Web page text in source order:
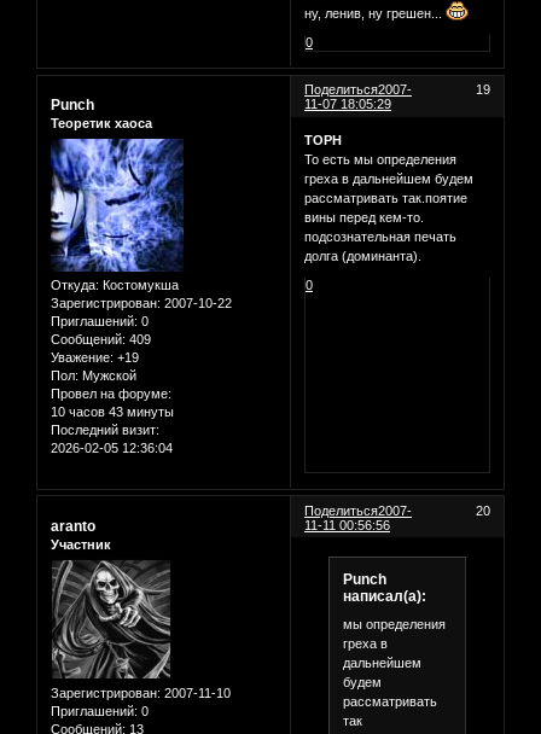
ну, ленив, ну грешен...
0
Поделиться 19
2007-
11-07 18:05:29
Punch
Теоретик хаоса
Откуда: Костомукша
Зарегистрирован: 2007-10-22
Приглашений: 0
Сообщений: 409
Уважение: +19
Пол: Мужской
Провел на форуме:
10 часов 43 минуты
Последний визит:
2026-02-05 12:36:04
ТОРН
То есть мы определения
греха в дальнейшем будем
рассматривать так.поятие
вины перед кем-то.
подсознательная печать
долга (доминанта).
0
Поделиться 20
2007-
11-11 00:56:56
aranto
Участник
Зарегистрирован: 2007-11-10
Приглашений: 0
Сообщений: 13
Punch
написал(а):
мы определения
греха в
дальнейшем
будем
рассматривать
так